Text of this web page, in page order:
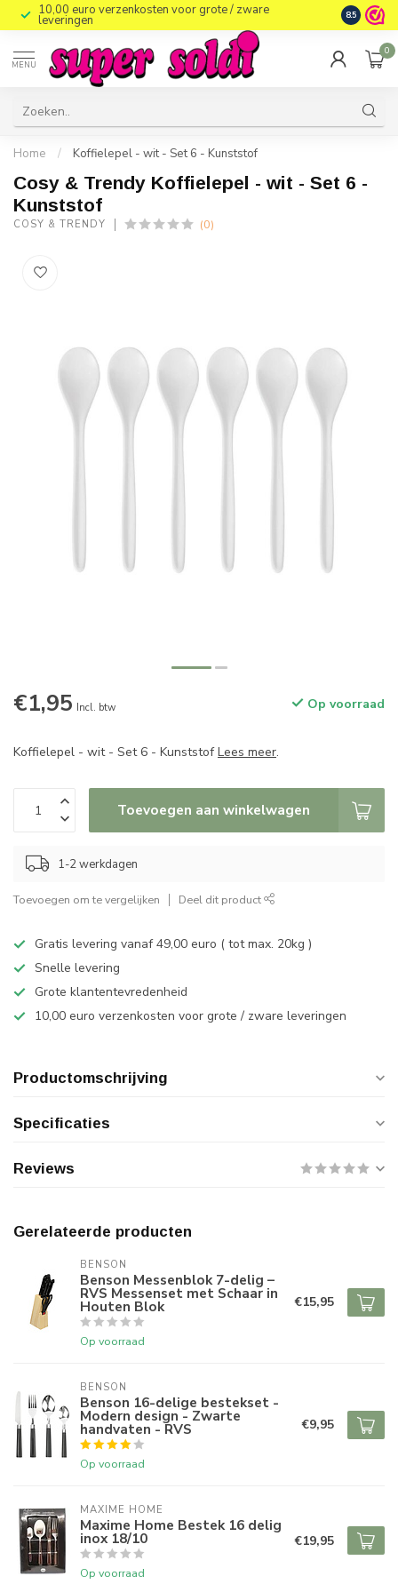
10,00 euro verzenkosten voor grote / zware
leveringen 8.5
MENU
0
Home / Koffielepel - wit - Set 6 - Kunststof
Cosy & Trendy Koffielepel - wit - Set 6 -
Kunststof
COSY & TRENDY (0)
€1,95 Incl. btw Op voorraad
Koffielepel - wit - Set 6 - KunststofLees meer.
Toevoegen aan winkelwagen
1-2 werkdagen
Toevoegen om te vergelijken Deel dit product
Gratis levering vanaf 49,00 euro ( tot max. 20kg )
Snelle levering
Grote klantentevredenheid
10,00 euro verzenkosten voor grote / zware leveringen
Productomschrijving
Specificaties
Reviews
Gerelateerde producten
BENSON
Benson Messenblok 7-delig –
RVS Messenset met Schaar in
Houten Blok
Op voorraad
€15,95
BENSON
Benson 16-delige bestekset -
Modern design - Zwarte
handvaten - RVS
Op voorraad
€9,95
MAXIME HOME
Maxime Home Bestek 16 delig
inox 18/10
Op voorraad
€19,95